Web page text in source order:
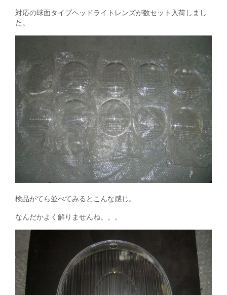
対応の球面タイプヘッドライトレンズが数セット入荷しまし
た。
検品がてら並べてみるとこんな感じ。
なんだかよく解りませんね。。。